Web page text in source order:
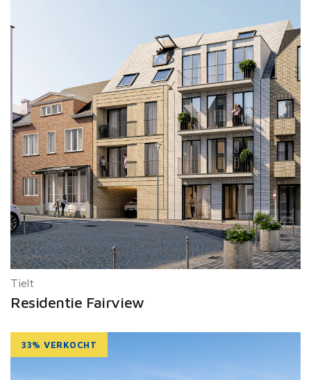
Tielt
Residentie Fairview
33% VERKOCHT